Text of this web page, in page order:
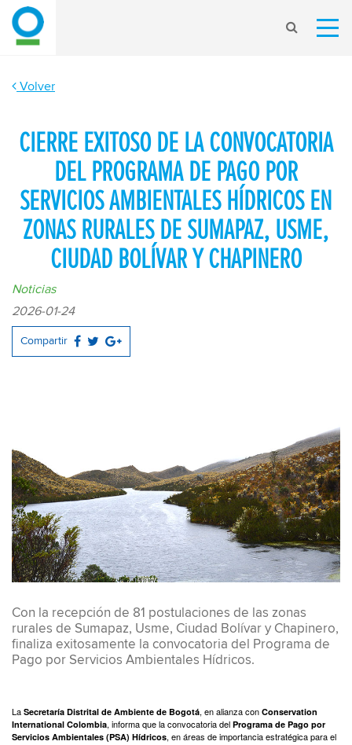
Volver
CIERRE EXITOSO DE LA CONVOCATORIA
DEL PROGRAMA DE PAGO POR
SERVICIOS AMBIENTALES HÍDRICOS EN
ZONAS RURALES DE SUMAPAZ, USME,
CIUDAD BOLÍVAR Y CHAPINERO
Noticias
2026-01-24
Compartir
Con la recepción de 81 postulaciones de las zonas
rurales de Sumapaz, Usme, Ciudad Bolívar y Chapinero,
finaliza exitosamente la convocatoria del Programa de
Pago por Servicios Ambientales Hídricos.
La Secretaría Distrital de Ambiente de Bogotá, en alianza con Conservation
International Colombia, informa que la convocatoria del Programa de Pago por
Servicios Ambientales (PSA) Hídricos, en áreas de importancia estratégica para el